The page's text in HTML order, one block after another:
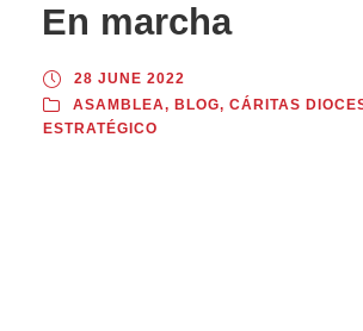
En marcha
28 JUNE 2022
ASAMBLEA, BLOG, CÁRITAS
ESTRATÉGICO